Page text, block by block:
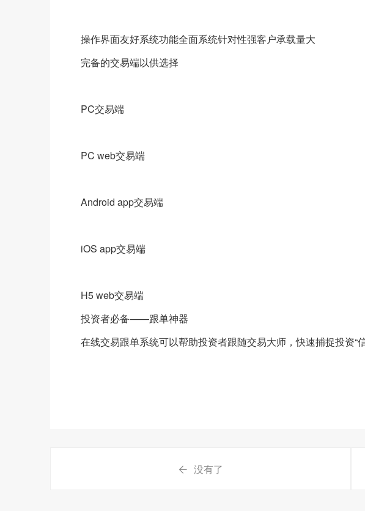
操作界面友好系统功能全面系统针对性强客户承载量大
完备的交易端以供选择
PC交易端
PC web交易端
Android app交易端
iOS app交易端
H5 web交易端
投资者必备——跟单神器
在线交易跟单系统可以帮助投资者跟随交易大师，快速捕捉投资
没有了